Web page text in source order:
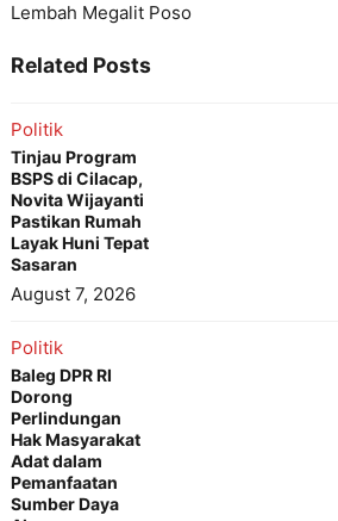
Lembah Megalit Poso
Related Posts
Politik
Tinjau Program
BSPS di Cilacap,
Novita Wijayanti
Pastikan Rumah
Layak Huni Tepat
Sasaran
August 7, 2026
Politik
Baleg DPR RI
Dorong
Perlindungan
Hak Masyarakat
Adat dalam
Pemanfaatan
Sumber Daya